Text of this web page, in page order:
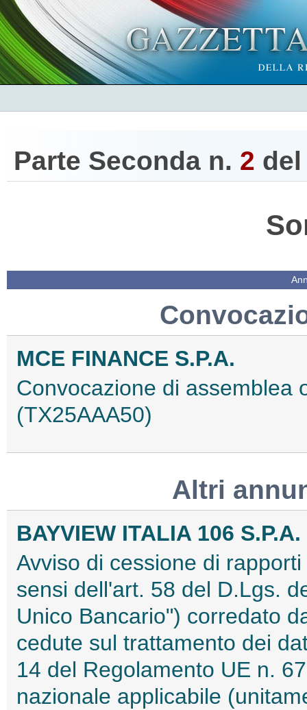
Parte Seconda n. 2
MCE FINANCE S.P.A.
Convocazione di assemblea
(TX25AAA50)
Altri
BAYVIEW ITALIA 106 S.P.A.
Avviso di cessione di
sensi dell'art. 58 del D.Lgs.
Unico Bancario") corredato
cedute sul trattamento dei
14 del Regolamento UE n.
nazionale applicabile